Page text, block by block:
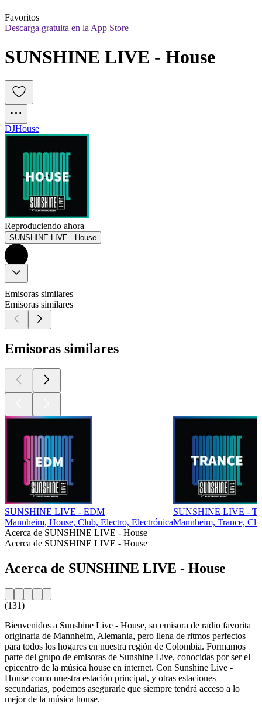
Favoritos
Descarga gratuita en la App Store
SUNSHINE LIVE - House
DJHouse
Reproduciendo ahora
SUNSHINE LIVE - House
Emisoras similares
Emisoras similares
Emisoras similares
SUNSHINE LIVE - EDM
Mannheim, House, Club, Electro, Electrónica
SUNSHINE LIVE -
Mannheim, Trance,
Acerca de SUNSHINE LIVE - House
Acerca de SUNSHINE LIVE - House
Acerca de SUNSHINE LIVE - House
(131)
Bienvenidos a Sunshine Live - House, su emisora de radio favorita
originaria de Mannheim, Alemania, pero llena de ritmos perfectos
para todos los hogares en nuestra región de Colombia. Formamos
parte del grupo de emisoras de Sunshine Live, conocidas por ser el
epicentro de la música house en internet. Con Sunshine Live -
House como nuestra estación principal, y otras estaciones
secundarias, podemos asegurarle que siempre tendrá acceso a lo
mejor de la música house.